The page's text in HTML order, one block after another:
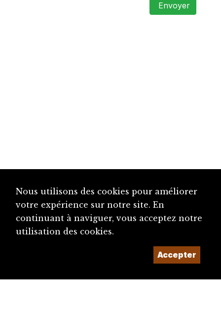
Envoyer
Nous utilisons des cookies pour améliorer
votre expérience sur notre site. En
continuant à naviguer, vous acceptez notre
utilisation des cookies.
Accepter